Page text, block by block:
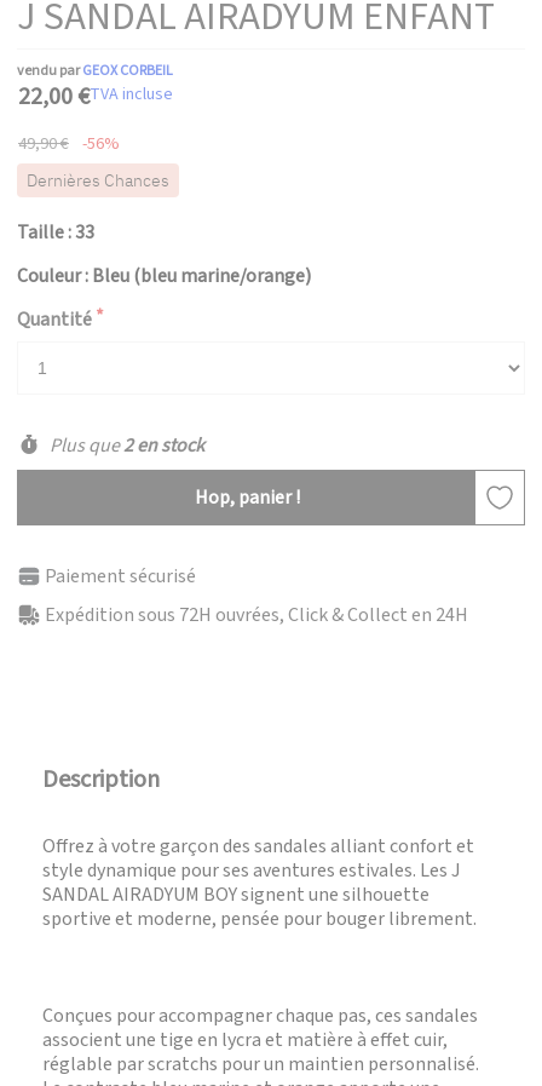
J SANDAL AIRADYUM ENFANT
vendu parGEOX CORBEIL
22,00 €TVA incluse
49,90 € -56%
Dernières Chances
Taille : 33
Couleur : Bleu (bleu marine/orange)
Quantité
Plus que2 en stock
Hop, panier !
Paiement sécurisé
Expédition sous 72H ouvrées, Click & Collect en 24H
Description
Offrez à votre garçon des sandales alliant confort et
style dynamique pour ses aventures estivales. Les J
SANDAL AIRADYUM BOY signent une silhouette
sportive et moderne, pensée pour bouger librement.
Conçues pour accompagner chaque pas, ces sandales
associent une tige en lycra et matière à effet cuir,
réglable par scratchs pour un maintien personnalisé.